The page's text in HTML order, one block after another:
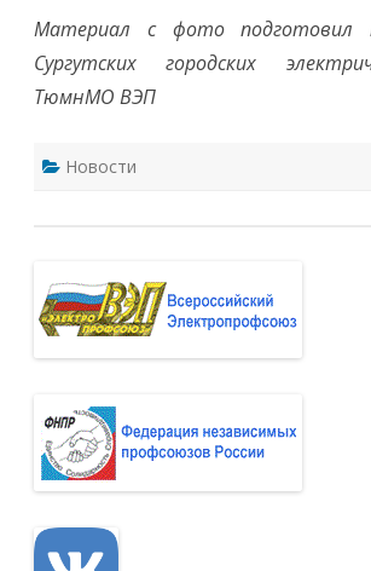
Материал с фото подготовил
Сургутских городских
ТюмнМО ВЭП
Новости